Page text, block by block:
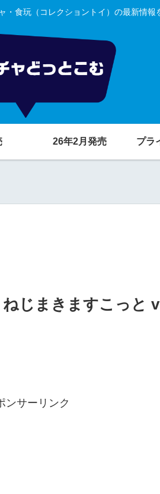
・食玩（コレクショントイ）の最新情報
26年2月発売 プラ
ねじまきますこっと
ンサーリンク